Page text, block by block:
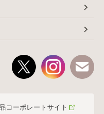
コーポレートサイト